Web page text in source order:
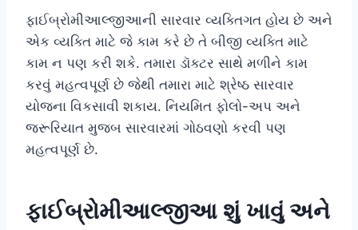
ફાઈબ્રોમીઆલ્જીઆની સારવાર વ્યક્તિગત હોય છે અને
એક વ્યક્તિ માટે જે કામ કરે છે તે બીજી વ્યક્તિ માટે
કામ ન પણ કરી શકે. તમારા ડૉક્ટર સાથે મળીને કામ
કરવું મહત્વપૂર્ણ છે જેથી તમારા માટે શ્રેષ્ઠ સારવાર
યોજના વિકસાવી શકાય. નિયમિત ફોલો-અપ અને
જરૂરિયાત મુજબ સારવારમાં ગોઠવણો કરવી પણ
મહત્વપૂર્ણ છે.
ફાઈબ્રોમીઆલ્જીઆ શું ખાવું અને